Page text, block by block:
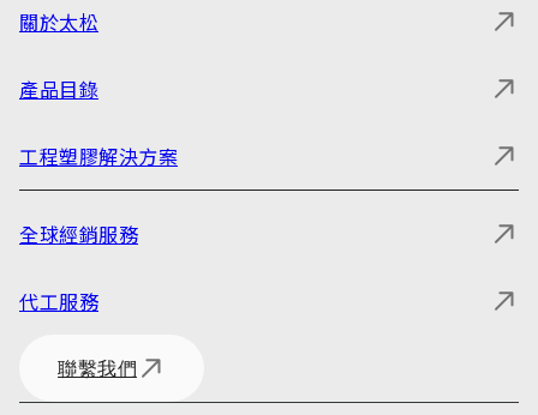
關於太松
產品目錄
工程塑膠解決方案
全球經銷服務
代工服務
聯繫我們